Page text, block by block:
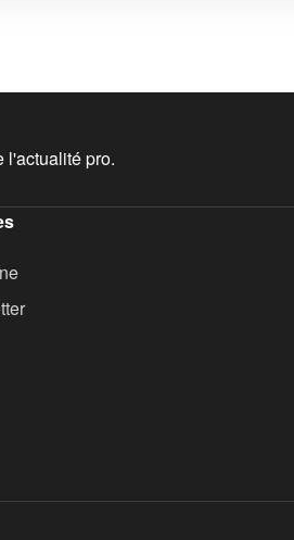
l'actualité pro.